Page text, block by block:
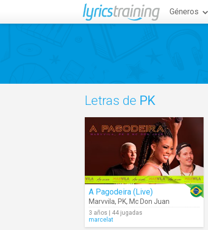
Géneros
Letras de PK
A Pagodeira (Live)
Marvvila, PK, Mc Don Juan
3 años | 44 jugadas
marcelat